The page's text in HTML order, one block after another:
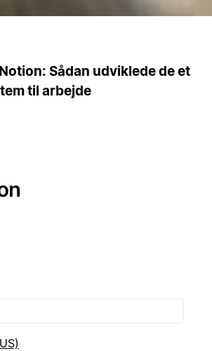
Sådan udviklede de et
til arbejde